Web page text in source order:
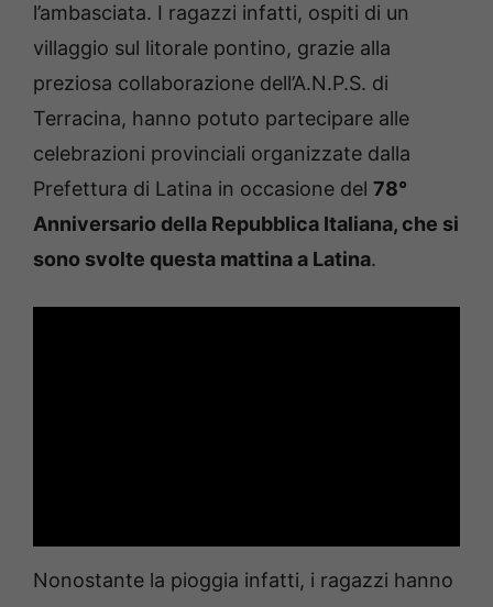
l’ambasciata. I ragazzi infatti, ospiti di un
villaggio sul litorale pontino, grazie alla
preziosa collaborazione dell’A.N.P.S. di
Terracina, hanno potuto partecipare alle
celebrazioni provinciali organizzate dalla
Prefettura di Latina in occasione del 78°
Anniversario della Repubblica Italiana, che si
sono svolte questa mattina a Latina.
Nonostante la pioggia infatti, i ragazzi hanno